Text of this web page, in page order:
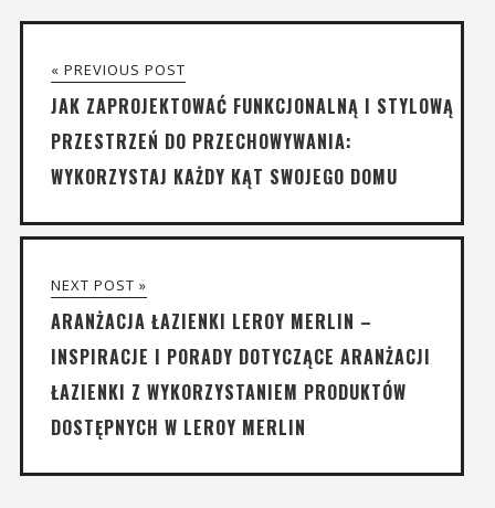
« PREVIOUS POST
JAK ZAPROJEKTOWAĆ FUNKCJONALNĄ I STYLOWĄ
PRZESTRZEŃ DO PRZECHOWYWANIA:
WYKORZYSTAJ KAŻDY KĄT SWOJEGO DOMU
NEXT POST »
ARANŻACJA ŁAZIENKI LEROY MERLIN –
INSPIRACJE I PORADY DOTYCZĄCE ARANŻACJI
ŁAZIENKI Z WYKORZYSTANIEM PRODUKTÓW
DOSTĘPNYCH W LEROY MERLIN